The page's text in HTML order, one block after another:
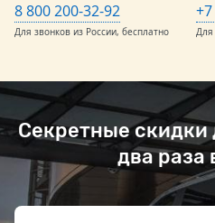
8 800 200-32-92
Для звонков из России, бесплатно Для
Секретные скидки
два раза